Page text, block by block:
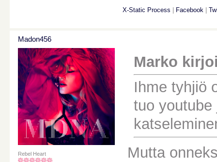
X-Static Process Facebook
Madon456
Rebel Heart
Marko
Ihme tyhjiö
tuo
Mutta